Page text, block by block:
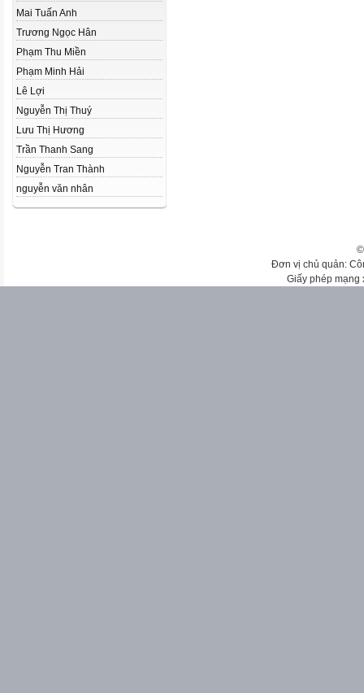
Mai Tuấn Anh
Trương Ngọc Hân
Phạm Thu Miền
Phạm Minh Hải
Lê Lợi
Nguyễn Thị Thuý
Lưu Thị Hương
Trần Thanh Sang
Nguyễn Tran Thành
nguyễn văn nhân
Đơn vị chủ quản:
Giấy phép mạng